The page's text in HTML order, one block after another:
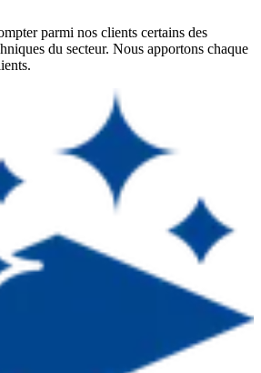
parmi nos clients certains des
du secteur. Nous apportons chaque